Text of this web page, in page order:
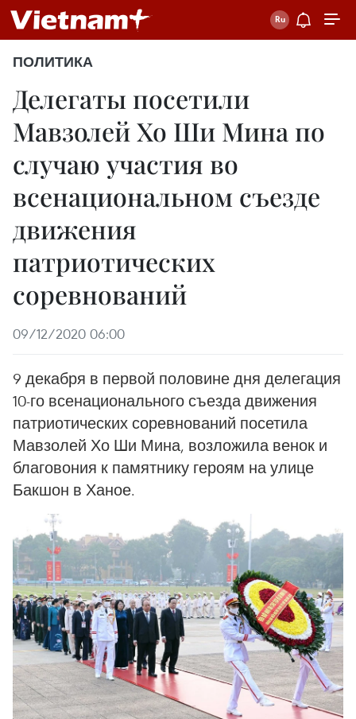
ПОЛИТИКА
Делегаты посетили
Мавзолей Хо Ши Мина по
случаю участия во
всенациональном съезде
движения
патриотических
соревнований
09/12/2020 06:00
9 декабря в первой половине дня делегация
10-го всенационального съезда движения
патриотических соревнований посетила
Мавзолей Хо Ши Мина, возложила венок и
благовония к памятнику героям на улице
Бакшон в Ханое.